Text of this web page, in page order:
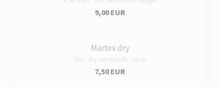
9,00 EUR
Martini dry
Gin, dry vermouth, olive
7,50 EUR